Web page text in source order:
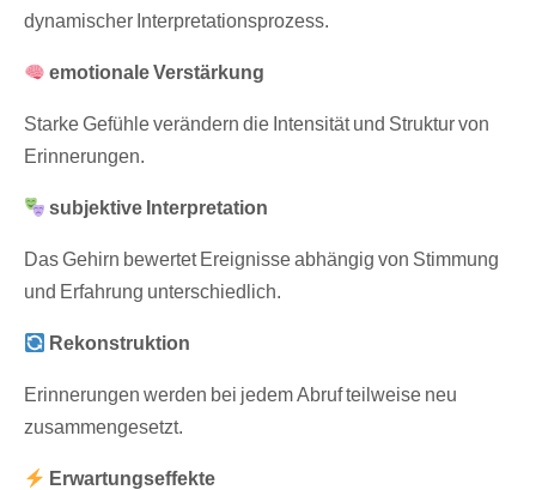
dynamischer Interpretationsprozess.
emotionale Verstärkung
Starke Gefühle verändern die Intensität und Struktur von
Erinnerungen.
subjektive Interpretation
Das Gehirn bewertet Ereignisse abhängig von Stimmung
und Erfahrung unterschiedlich.
Rekonstruktion
Erinnerungen werden bei jedem Abruf teilweise neu
zusammengesetzt.
Erwartungseffekte